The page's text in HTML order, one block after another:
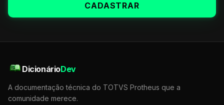
CADASTRAR
DicionárioDev
A documentação técnica do TOTVS Protheus que a
comunidade merece.